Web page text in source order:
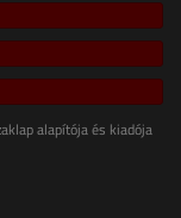
alapítója és kiadója